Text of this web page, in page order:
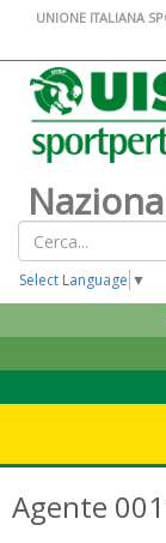
UNIONE ITALIANA
Select Language ▼
Agente